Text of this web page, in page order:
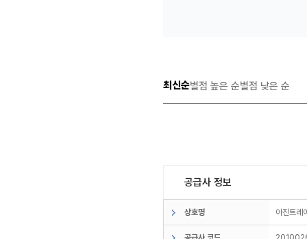
최신순별점 높은 순별점 낮은 순
공급사 정보
상호명 아진트